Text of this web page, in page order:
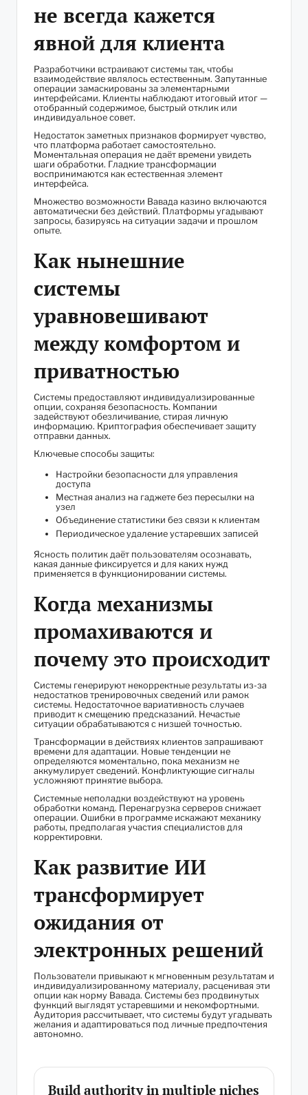
не всегда кажется
явной для клиента
Разработчики встраивают системы так, чтобы
взаимодействие являлось естественным. Запутанные
операции замаскированы за элементарными
интерфейсами. Клиенты наблюдают итоговый итог —
отобранный содержимое, быстрый отклик или
индивидуальное совет.
Недостаток заметных признаков формирует чувство,
что платформа работает самостоятельно.
Моментальная операция не даёт времени увидеть
шаги обработки. Гладкие трансформации
воспринимаются как естественная элемент
интерфейса.
Множество возможности Вавада казино включаются
автоматически без действий. Платформы угадывают
запросы, базируясь на ситуации задачи и прошлом
опыте.
Как нынешние
системы
уравновешивают
между комфортом и
приватностью
Системы предоставляют индивидуализированные
опции, сохраняя безопасность. Компании
задействуют обезличивание, стирая личную
информацию. Криптография обеспечивает защиту
отправки данных.
Ключевые способы защиты:
Настройки безопасности для управления
доступа
Местная анализ на гаджете без пересылки на
узел
Объединение статистики без связи к клиентам
Периодическое удаление устаревших записей
Ясность политик даёт пользователям осознавать,
какая данные фиксируется и для каких нужд
применяется в функционировании системы.
Когда механизмы
промахиваются и
почему это происходит
Системы генерируют некорректные результаты из-за
недостатков тренировочных сведений или рамок
системы. Недостаточное вариативность случаев
приводит к смещению предсказаний. Нечастые
ситуации обрабатываются с низшей точностью.
Трансформации в действиях клиентов запрашивают
времени для адаптации. Новые тенденции не
определяются моментально, пока механизм не
аккумулирует сведений. Конфликтующие сигналы
усложняют принятие выбора.
Системные неполадки воздействуют на уровень
обработки команд. Перенагрузка серверов снижает
операции. Ошибки в программе искажают механику
работы, предполагая участия специалистов для
корректировки.
Как развитие ИИ
трансформирует
ожидания от
электронных решений
Пользователи привыкают к мгновенным результатам и
индивидуализированному материалу, расценивая эти
опции как норму Вавада. Системы без продвинутых
функций выглядят устаревшими и некомфортными.
Аудитория рассчитывает, что системы будут угадывать
желания и адаптироваться под личные предпочтения
автономно.
Build authority in multiple niches